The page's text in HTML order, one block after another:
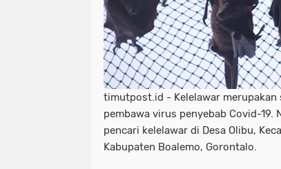
timutpost.id - Kelelawar
pembawa virus penyebab Covid-
pencari kelelawar di Desa Olibu,
Kabupaten Boalemo, Gorontalo.